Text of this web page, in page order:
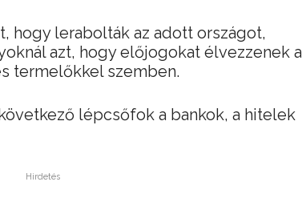
hogy lerabolták az adott országot,
azt, hogy előjogokat élvezzenek a
termelőkkel szemben.
lépcsőfok a bankok, a hitelek
Hirdetés